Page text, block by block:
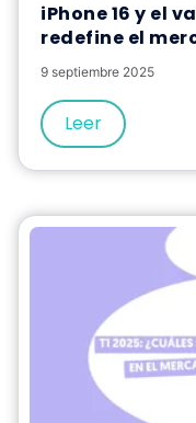
iPhone 16 y el
redefine el
9 septiembre 2025
Leer